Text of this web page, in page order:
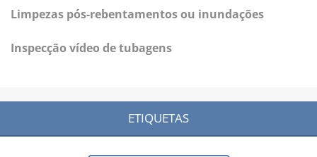
Limpezas pós-rebentamentos ou inundações
Inspecção vídeo de tubagens
ETIQUETAS